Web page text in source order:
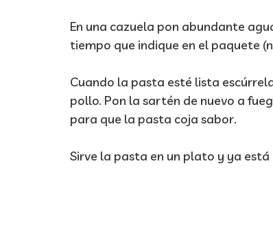
En una cazuela pon abundante
tiempo que indique en el paquete
Cuando la pasta esté lista
pollo. Pon la sartén de nuevo a
para que la pasta coja sabor.
Sirve la pasta en un plato y ya